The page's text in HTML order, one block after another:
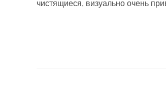
чистящиеся, визуально очень